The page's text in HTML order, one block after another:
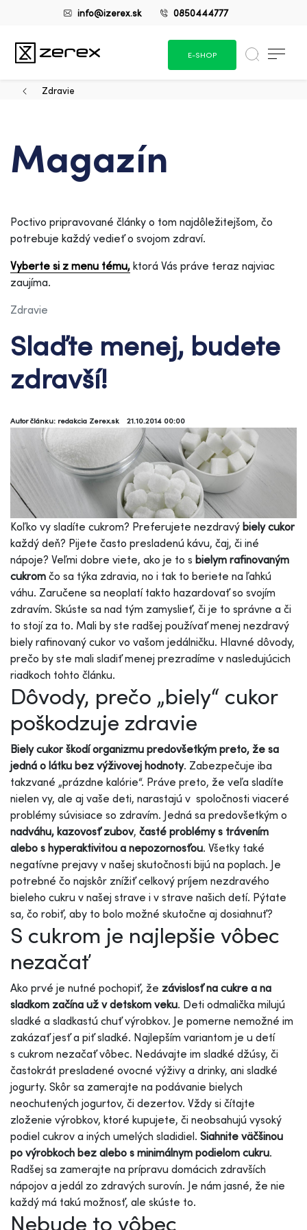
info@izerex.sk 0850444777
E-SHOP
Zdravie
Magazín
Poctivo pripravované články o tom najdôležitejšom, čo
potrebuje každý vedieť o svojom zdraví.
Vyberte si z menu tému, ktorá Vás práve teraz najviac
zaujíma.
Zdravie
Slaďte menej, budete
zdravší!
Autor článku: redakcia Zerex.sk 21.10.2014 00:00
Koľko vy sladíte cukrom? Preferujete nezdravý biely cukor
každý deň? Pijete často presladenú kávu, čaj, či iné
nápoje? Veľmi dobre viete, ako je to s bielym rafinovaným
cukrom čo sa týka zdravia, no i tak to beriete na ľahkú
váhu. Zaručene sa neoplatí takto hazardovať so svojím
zdravím. Skúste sa nad tým zamyslieť, či je to správne a či
to stojí za to. Mali by ste radšej používať menej nezdravý
biely rafinovaný cukor vo vašom jedálničku. Hlavné dôvody,
prečo by ste mali sladiť menej prezradíme v nasledujúcich
riadkoch tohto článku.
Dôvody, prečo „biely“ cukor
poškodzuje zdravie
Biely cukor škodí organizmu predovšetkým preto, že sa
jedná o látku bez výživovej hodnoty. Zabezpečuje iba
takzvané „prázdne kalórie“. Práve preto, že veľa sladíte
nielen vy, ale aj vaše deti, narastajú v spoločnosti viaceré
problémy súvisiace so zdravím. Jedná sa predovšetkým o
nadváhu, kazovosť zubov, časté problémy s trávením
alebo s hyperaktivitou a nepozornosťou. Všetky také
negatívne prejavy v našej skutočnosti bijú na poplach. Je
potrebné čo najskôr znížiť celkový príjem nezdravého
bieleho cukru v našej strave i v strave našich detí. Pýtate
sa, čo robiť, aby to bolo možné skutočne aj dosiahnuť?
S cukrom je najlepšie vôbec
nezačať
Ako prvé je nutné pochopiť, že závislosť na cukre a na
sladkom začína už v detskom veku. Deti odmalička milujú
sladké a sladkastú chuť výrobkov. Je pomerne nemožné im
zakázať jesť a piť sladké. Najlepším variantom je u detí
s cukrom nezačať vôbec. Nedávajte im sladké džúsy, či
častokrát presladené ovocné výživy a drinky, ani sladké
jogurty. Skôr sa zamerajte na podávanie bielych
neochutených jogurtov, či dezertov. Vždy si čítajte
zloženie výrobkov, ktoré kupujete, či neobsahujú vysoký
podiel cukrov a iných umelých sladidiel. Siahnite väčšinou
po výrobkoch bez alebo s minimálnym podielom cukru.
Radšej sa zamerajte na prípravu domácich zdravších
nápojov a jedál zo zdravých surovín. Je nám jasné, že nie
každý má takú možnosť, ale skúste to.
Nebude to vôbec